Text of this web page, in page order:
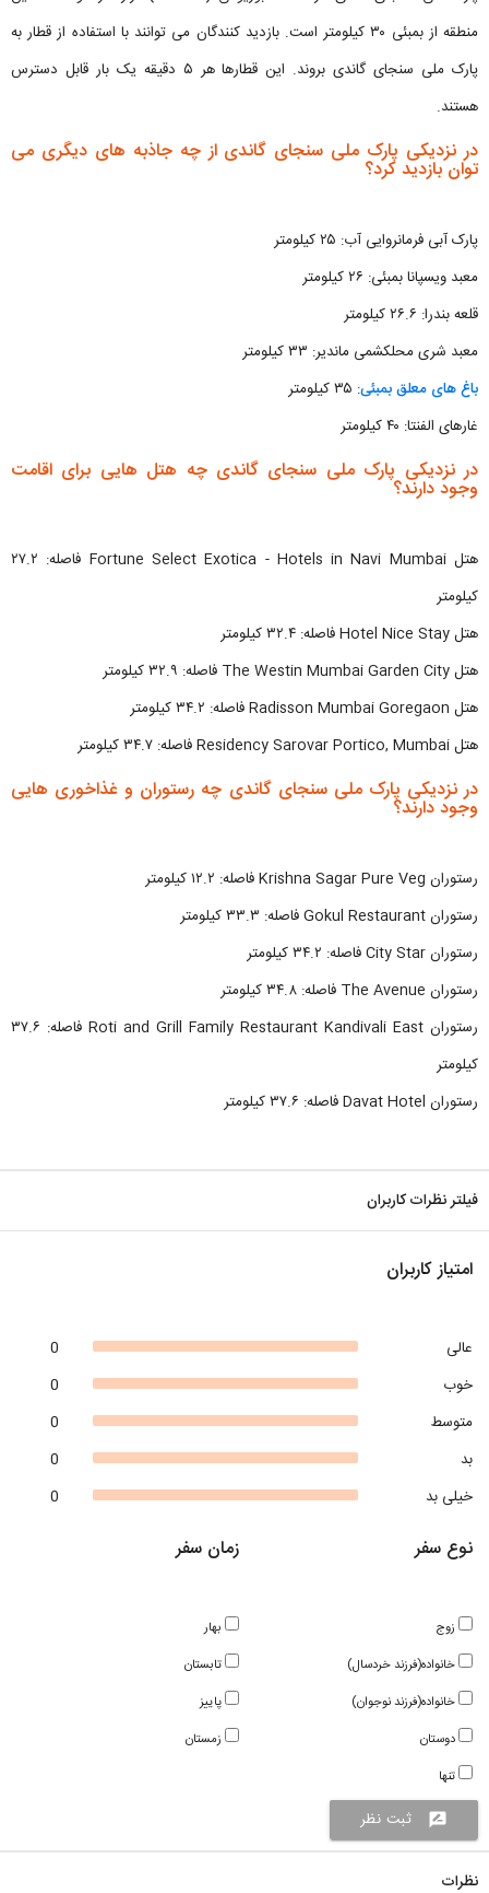
منطقه از بمبئی ۳۰ کیلومتر است. بازدید کنندگان می توانند با استفاده از قطار به
پارک ملی سنجای گاندی بروند. این قطارها هر ۵ دقیقه یک بار قابل دسترس
هستند.
در نزدیکی پارک ملی سنجای گاندی از چه جاذبه های دیگری می
توان بازدید کرد؟
پارک آبی فرمانروایی آب: ۲۵ کیلومتر
معبد ویسپانا بمبئی: ۲۶ کیلومتر
قلعه بندرا: ۲۶.۶ کیلومتر
معبد شری محلکشمی ماندیر: ۳۳ کیلومتر
باغ های معلق بمبئی: ۳۵ کیلومتر
غارهای الفنتا: ۴۰ کیلومتر
در نزدیکی پارک ملی سنجای گاندی چه هتل هایی برای اقامت
وجود دارند؟
هتل Fortune Select Exotica - Hotels in Navi Mumbai فاصله: ۲۷.۲
کیلومتر
هتل Hotel Nice Stay فاصله: ۳۲.۴ کیلومتر
هتل The Westin Mumbai Garden City فاصله: ۳۲.۹ کیلومتر
هتل Radisson Mumbai Goregaon فاصله: ۳۴.۲ کیلومتر
هتل Residency Sarovar Portico, Mumbai فاصله: ۳۴.۷ کیلومتر
در نزدیکی پارک ملی سنجای گاندی چه رستوران و غذاخوری هایی
وجود دارند؟
رستوران Krishna Sagar Pure Veg فاصله: ۱۲.۲ کیلومتر
رستوران Gokul Restaurant فاصله: ۳۳.۳ کیلومتر
رستوران City Star فاصله: ۳۴.۲ کیلومتر
رستوران The Avenue فاصله: ۳۴.۸ کیلومتر
رستوران Roti and Grill Family Restaurant Kandivali East فاصله: ۳۷.۶
کیلومتر
رستوران Davat Hotel فاصله: ۳۷.۶ کیلومتر
فیلتر نظرات کاربران
امتیاز کاربران
0
عالی
0
خوب
0
متوسط
0
بد
0
خیلی بد
زمان سفر
بهار
تابستان
پاییز
زمستان
نوع سفر
زوج
خانواده(فرزند خردسال)
خانواده(فرزند نوجوان)
دوستان
تنها
rate_review ثبت نظر
نظرات